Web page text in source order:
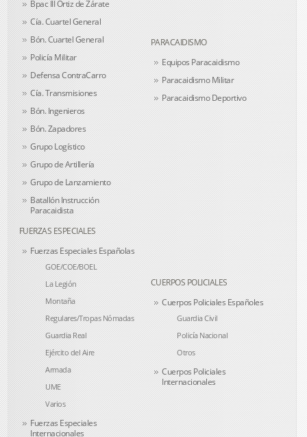
Bpac III Ortiz de Zárate
Cía. Cuartel General
Bón. Cuartel General
Policía Militar
Defensa ContraCarro
Cía. Transmisiones
Bón. Ingenieros
Bón. Zapadores
Grupo Logístico
Grupo de Artillería
Grupo de Lanzamiento
Batallón Instrucción
Paracaidista
PARACAIDISMO
Equipos Paracaidismo
Paracaidismo Militar
Paracaidismo Deportivo
FUERZAS ESPECIALES
Fuerzas Especiales Españolas
GOE/COE/BOEL
La Legión
Montaña
Regulares/Tropas Nómadas
Guardia Real
Ejército del Aire
Armada
UME
Varios
Fuerzas Especiales
Internacionales
CUERPOS POLICIALES
Cuerpos Policiales Españoles
Guardia Civil
Policía Nacional
Otros
Cuerpos Policiales
Internacionales